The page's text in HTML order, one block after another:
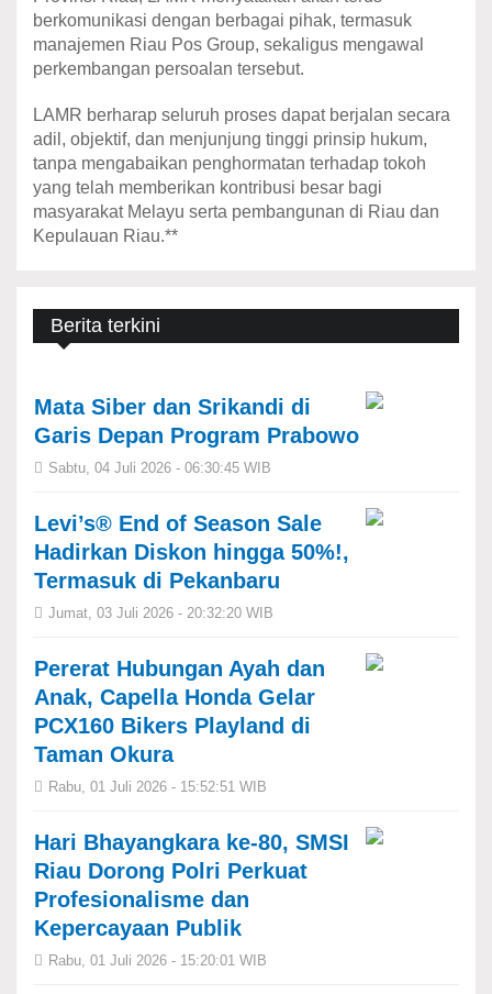
berkomunikasi dengan berbagai pihak, termasuk
manajemen Riau Pos Group, sekaligus mengawal
perkembangan persoalan tersebut.
LAMR berharap seluruh proses dapat berjalan secara
adil, objektif, dan menjunjung tinggi prinsip hukum,
tanpa mengabaikan penghormatan terhadap tokoh
yang telah memberikan kontribusi besar bagi
masyarakat Melayu serta pembangunan di Riau dan
Kepulauan Riau.**
Berita terkini
Mata Siber dan Srikandi di
Garis Depan Program Prabowo
Sabtu, 04 Juli 2026 - 06:30:45 WIB
Levi’s® End of Season Sale
Hadirkan Diskon hingga 50%!,
Termasuk di Pekanbaru
Jumat, 03 Juli 2026 - 20:32:20 WIB
Pererat Hubungan Ayah dan
Anak, Capella Honda Gelar
PCX160 Bikers Playland di
Taman Okura
Rabu, 01 Juli 2026 - 15:52:51 WIB
Hari Bhayangkara ke-80, SMSI
Riau Dorong Polri Perkuat
Profesionalisme dan
Kepercayaan Publik
Rabu, 01 Juli 2026 - 15:20:01 WIB